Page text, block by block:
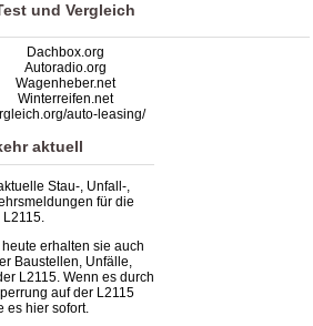
und Vergleich
Dachbox.org
Autoradio.org
Wagenheber.net
Winterreifen.net
auto-leasing/
aktuell
Stau-, Unfall-,
für die
L2115.
erhalten sie auch
Baustellen, Unfälle,
L2115. Wenn es durch
auf der L2115
es hier sofort.